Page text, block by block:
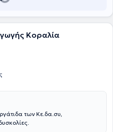
- Επίπεδα Α, Β & Γ.
Κοραλία
των Κε.δα.συ,